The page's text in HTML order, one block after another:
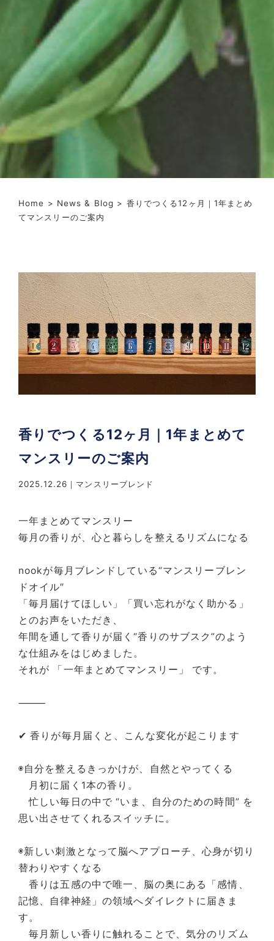
Home > News & Blog > 香りでつくる12ヶ月｜1年まとめ
てマンスリーのご案内
香りでつくる12ヶ月｜1年まとめて
マンスリーのご案内
2025.12.26 マンスリーブレンド
一年まとめてマンスリー
毎月の香りが、心と暮らしを整えるリズムになる
nookが毎月ブレンドしている“マンスリーブレン
ドオイル″
「毎月届けてほしい」「買い忘れがなく助かる」
とのお声をいただき、
年間を通して香りが届く“香りのサブスク”のよう
な仕組みをはじめました。
それが 「一年まとめてマンスリー」 です。
⸻
✔ 香りが毎月届くと、こんな変化が起こります
◉自分を整えるきっかけが、自然とやってくる
月初に届く1本の香り。
忙しい毎日の中で “いま、自分のための時間” を
思い出させてくれるスイッチに。
◉新しい刺激となって脳へアプローチ、心身が切り
替わりやすくなる
香りは五感の中で唯一、脳の奥にある「感情、
記憶、自律神経」の領域へダイレクトに届きま
す。
毎月新しい香りに触れることで、気分のリズム